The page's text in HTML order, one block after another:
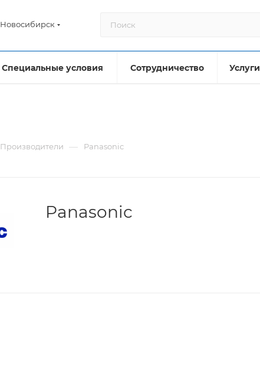
Новосибирск
Специальные условия Сотрудничество Услуги
Производители — Panasonic
Panasonic